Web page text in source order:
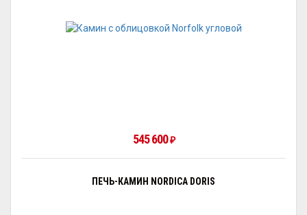
545 600₽
ПЕЧЬ-КАМИН NORDICA DORIS